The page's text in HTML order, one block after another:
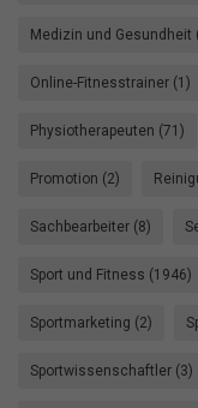
Medizin und Gesundheit
Online-Fitnesstrainer (1)
Physiotherapeuten (71)
Promotion (2)
Sachbearbeiter (8)
Sport und Fitness (1946)
Sportmarketing (2)
Sportwissenschaftler (3)